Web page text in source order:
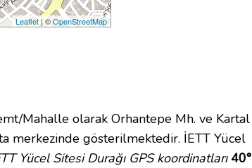
Leaflet | ©OpenStreetMap
Mahalle olarak Orhantepe Mh. ve Kartal
merkezinde gösterilmektedir. İETT Yücel
Yücel Sitesi Durağı GPS koordinatları 40°